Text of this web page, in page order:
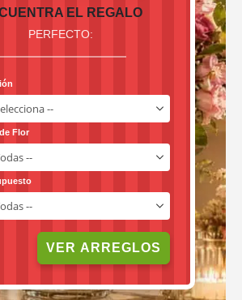
EL REGALO
PERFECTO:
Flor
VER ARREGLOS